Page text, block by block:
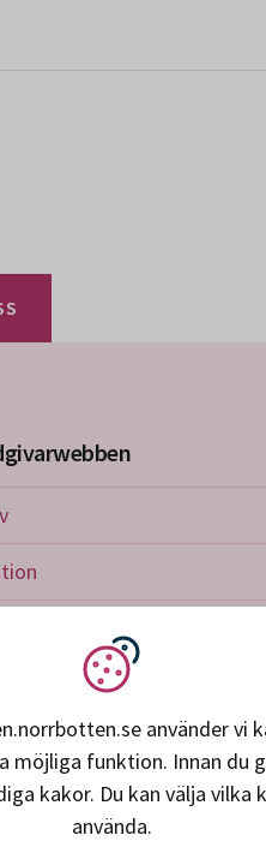
Vi använder
använder vi
möjliga funktion. Innan du
kakor. Du kan välja vilka
använda.